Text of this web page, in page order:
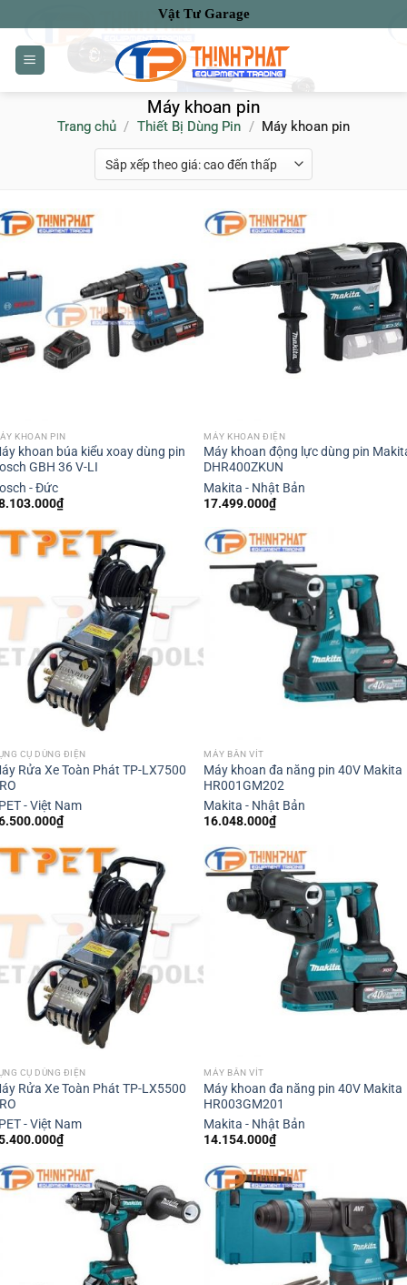
qua
dung
Vật Tư Garage
Máy khoan pin
Trang chủ / Thiết Bị Dùng Pin / Máy khoan pin
KHOAN PIN
khoan búa kiểu xoay dùng pin
GBH 36 V-LI
- Đức
₫
MÁY KHOAN ĐIỆN
Máy khoan động lực dùng pin
DHR400ZKUN
Makita - Nhật Bản
17.499.000₫
CỤ DÙNG ĐIỆN
Rửa Xe Toàn Phát TP-LX7500
- Việt Nam
₫
MÁY BẮN VÍT
Máy khoan đa năng pin 40V Makita
HR001GM202
Makita - Nhật Bản
16.048.000₫
CỤ DÙNG ĐIỆN
Rửa Xe Toàn Phát TP-LX5500
- Việt Nam
₫
MÁY BẮN VÍT
Máy khoan đa năng pin 40V Makita
HR003GM201
Makita - Nhật Bản
14.154.000₫